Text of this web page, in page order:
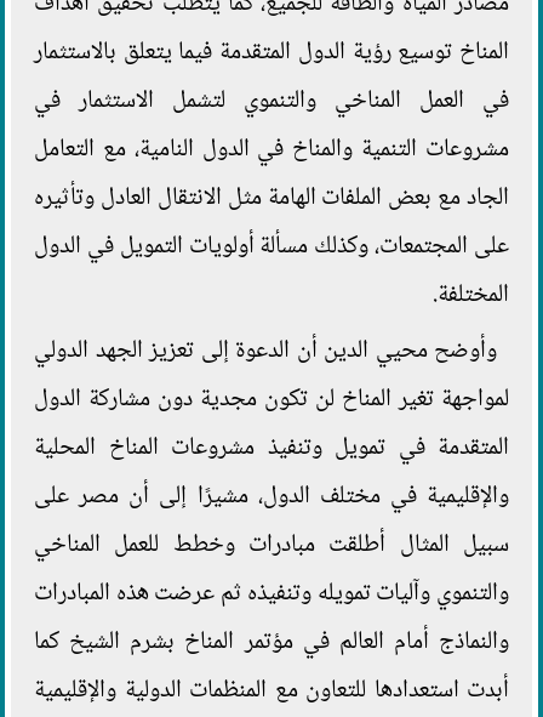
المناخ توسيع رؤية الدول المتقدمة فيما يتعلق بالاستثمار
في العمل المناخي والتنموي لتشمل الاستثمار في
مشروعات التنمية والمناخ في الدول النامية، مع التعامل
الجاد مع بعض الملفات الهامة مثل الانتقال العادل وتأثيره
على المجتمعات، وكذلك مسألة أولويات التمويل في الدول
المختلفة.
وأوضح محيي الدين أن الدعوة إلى تعزيز الجهد الدولي
لمواجهة تغير المناخ لن تكون مجدية دون مشاركة الدول
المتقدمة في تمويل وتنفيذ مشروعات المناخ المحلية
والإقليمية في مختلف الدول، مشيرًا إلى أن مصر على
سبيل المثال أطلقت مبادرات وخطط للعمل المناخي
والتنموي وآليات تمويله وتنفيذه ثم عرضت هذه المبادرات
والنماذج أمام العالم في مؤتمر المناخ بشرم الشيخ كما
أبدت استعدادها للتعاون مع المنظمات الدولية والإقليمية